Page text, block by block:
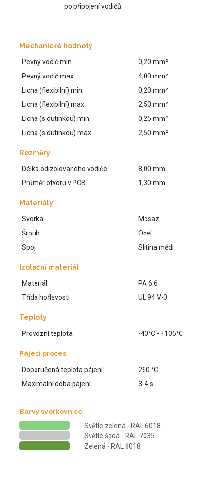
po připojení vodičů.
Mechanické hodnoty
Pevný vodič min.
0,20 mm²
Pevný vodič max.
4,00 mm²
Licna (flexibilní) min.
0,20 mm²
Licna (flexibilní) max.
2,50 mm²
Licna (s dutinkou) min.
0,25 mm²
Licna (s dutinkou) max.
2,50 mm²
Rozměry
Délka odizolovaného vodiče
8,00 mm
Průměr otvoru v PCB
1,30 mm
Materiály
Svorka
Mosaz
Šroub
Ocel
Spoj
Slitina mědi
Izolační materiál
Materiál
PA 6.6
Třída hořlavosti
UL 94 V-0
Teploty
Provozní teplota -40°C - +105°C
Pájecí proces
Doporučená teplota pájení
260 °C
Maximální doba pájení
3-4 s
Barvy svorkovnice
Světle zelená - RAL 6018
Světle šedá - RAL 7035
Zelená - RAL 6018